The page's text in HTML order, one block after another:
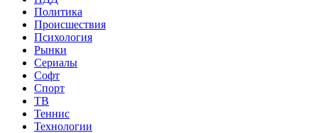
Политика
Происшествия
Психология
Рынки
Сериалы
Софт
Спорт
ТВ
Теннис
Технологии